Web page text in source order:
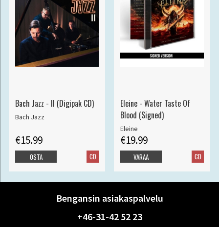
Bach Jazz - II (Digipak CD)
Bach Jazz
€15.99
CD
OSTA
Eleine - Water Taste Of
Blood (Signed)
Eleine
€19.99
CD
VARAA
Bengansin asiakaspalvelu
+46-31-42 52 23